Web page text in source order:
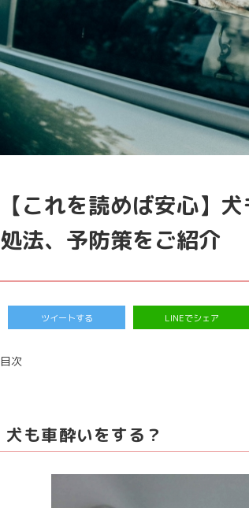
【これを読めば安心】
処法、予防策をご紹介
ツイートする LINEでシェア
目次
犬も車酔いをする？